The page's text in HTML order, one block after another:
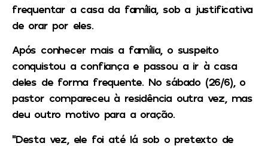
frequentar a casa da família, sob a justificativa
de orar por eles.
Após conhecer mais a família, o suspeito
conquistou a confiança e passou a ir à casa
deles de forma frequente. No sábado (26/6), o
pastor compareceu à residência outra vez, mas
deu outro motivo para a oração.
“Desta vez, ele foi até lá sob o pretexto de